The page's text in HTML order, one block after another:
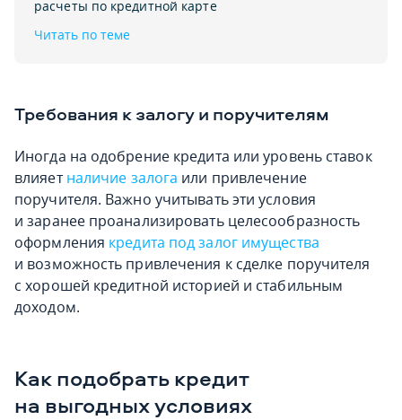
расчеты по кредитной карте
Читать по теме
Требования к залогу и поручителям
Иногда на одобрение кредита или уровень ставок
влияетналичие залога или привлечение
поручителя. Важно учитывать эти условия
и заранее проанализировать целесообразность
оформления кредита под залог имущества
и возможность привлечения к сделке поручителя
с хорошей кредитной историей и стабильным
доходом.
Как подобрать кредит
на выгодных условиях